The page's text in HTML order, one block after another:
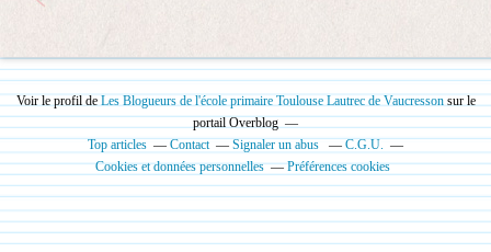
Voir le profil de Les Blogueurs de l'école primaire Toulouse Lautrec de Vaucressonsur le
portail Overblog
Top articles
Contact Signaler un abus
C.G.U.
Cookies et données personnelles
Préférences cookies